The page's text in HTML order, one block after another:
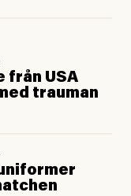
från USA
trauman